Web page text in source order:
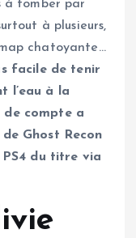
à tomber par
à plusieurs,
chatoyante…
facile de tenir
l’eau à la
de compte a
Ghost Recon
PS4 du titre via